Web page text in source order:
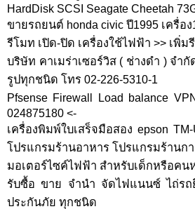
HardDisk SCSI Seagate Cheetah
ขายรถยนต์ honda civic ปี1995 เครื่อ
รีโมท เปิด-ปิด เครื่องใช้ไฟฟ้า >> เพิ่
บริษัท คาเมร่าเซอร์วิส ( ช่างดำ ) จ
รูปทุกชนิด โทร 02-226-5310-1
Pfsense Firewall Load balance
024875180 <-
เครื่องพิมพ์ใบเสร็จมือสอง epson
โปรแกรมร้านอาหาร โปรแกรมร้านก
มอเตอร์ไซค์ไฟฟ้า สำหรับเด็กหรือคน
รับซื้อ ขาย จำนำ จัดไฟแนนซ์ ไถ่ร
ประกันภัย ทุกชนิด